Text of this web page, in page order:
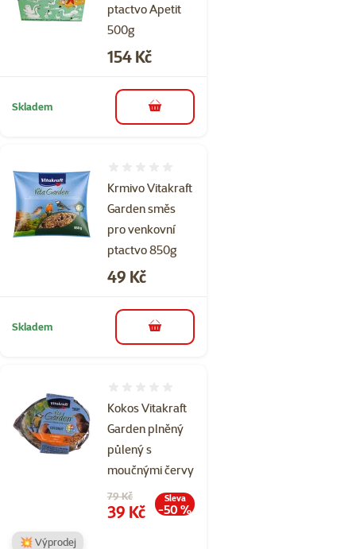
ptactvo Apetit
500g
Cena
154 Kč
Skladem do košíku
Krmivo Vitakraft
Garden směs
pro venkovní
ptactvo 850g
Cena
49 Kč
Skladem do košíku
Kokos Vitakraft
Garden plněný
půlený s
moučnými červy
Původní cena
79 Kč
Cena
39 Kč
Sleva
-50 %
💥 Výprodej